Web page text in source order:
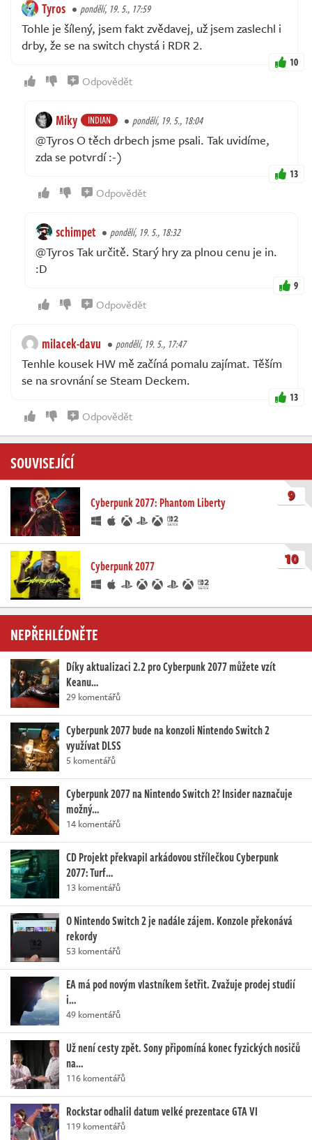
Tyros pondělí, 19. 5., 17:59
Tohle je šílený, jsem fakt zvědavej, už jsem zaslechl i
drby, že se na switch chystá i RDR 2.
10
Odpovědět
Miky INDIAN pondělí, 19. 5., 18:04
@Tyros O těch drbech jsme psali. Tak uvidíme,
zda se potvrdí :-)
13
Odpovědět
schimpet pondělí, 19. 5., 18:32
@Tyros Tak určitě. Starý hry za plnou cenu je in.
:D
9
Odpovědět
milacek-davu pondělí, 19. 5., 17:47
Tenhle kousek HW mě začíná pomalu zajímat. Těším
se na srovnání se Steam Deckem.
13
Odpovědět
SOUVISEJÍCÍ
Cyberpunk 2077: Phantom Liberty 9
Cyberpunk 2077 10
NEPŘEHLÉDNĚTE
Díky aktualizaci 2.2 pro Cyberpunk 2077 můžete vzít
Keanu…
29 komentářů
Cyberpunk 2077 bude na konzoli Nintendo Switch 2
využívat DLSS
5 komentářů
Cyberpunk 2077 na Nintendo Switch 2? Insider naznačuje
možný…
14 komentářů
CD Projekt překvapil arkádovou střílečkou Cyberpunk
2077: Turf…
13 komentářů
O Nintendo Switch 2 je nadále zájem. Konzole překonává
rekordy
53 komentářů
EA má pod novým vlastníkem šetřit. Zvažuje prodej studií
i…
49 komentářů
Už není cesty zpět. Sony připomíná konec fyzických nosičů
na…
116 komentářů
Rockstar odhalil datum velké prezentace GTA VI
119 komentářů